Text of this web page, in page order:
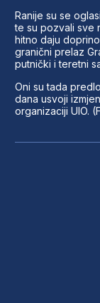
Ranije su se
te su pozvali sve
hitno daju
granični prelaz
putnički i teretni
Oni su tada
dana usvoji
organizaciji UIO.